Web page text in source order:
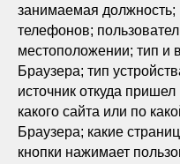
занимаемая должность;
телефонов;
местоположении; тип и
Браузера; тип
источник откуда
какого сайта или по
Браузера; какие
кнопки нажимает